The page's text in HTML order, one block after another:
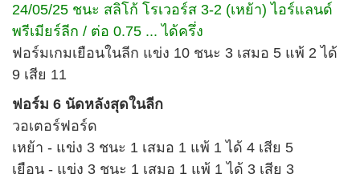
24/05/25 ชนะ สลิโก้ โรเวอร์ส 3-2 (เหย้า) ไอร์แลนด์
พรีเมียร์ลีก / ต่อ 0.75 ... ได้ครึ่ง
ฟอร์มเกมเยือนในลีก แข่ง 10 ชนะ 3 เสมอ 5 แพ้ 2 ได้
9 เสีย 11
ฟอร์ม 6 นัดหลังสุดในลีก
วอเตอร์ฟอร์ด
เหย้า - แข่ง 3 ชนะ 1 เสมอ 1 แพ้ 1 ได้ 4 เสีย 5
เยือน - แข่ง 3 ชนะ 1 เสมอ 1 แพ้ 1 ได้ 3 เสีย 3